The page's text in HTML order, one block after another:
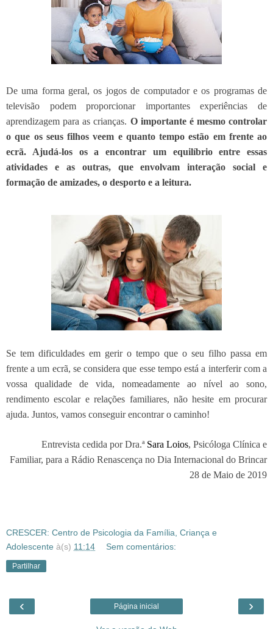
De uma forma geral, os jogos de computador e os programas de
televisão podem proporcionar importantes experiências de
aprendizagem para as crianças. O importante é mesmo controlar
o que os seus filhos veem e quanto tempo estão em frente ao
ecrã. Ajudá-los os a encontrar um equilíbrio entre essas
atividades e as outras, que envolvam interação social e
formação de amizades, o desporto e a leitura.
Se tem dificuldades em gerir o tempo que o seu filho passa em
frente a um ecrã, se considera que esse tempo está a interferir com a
vossa qualidade de vida, nomeadamente ao nível ao sono,
rendimento escolar e relações familiares, não hesite em procurar
ajuda. Juntos, vamos conseguir encontrar o caminho!
Entrevista cedida por Dra.ª Sara Loios, Psicóloga Clínica e
Familiar, para a Rádio Renascença no Dia Internacional do Brincar
28 de Maio de 2019
CRESCER: Centro de Psicologia da Família, Criança e
Adolescente à(s) 11:14 Sem comentários:
Partilhar
‹ ›
Página inicial